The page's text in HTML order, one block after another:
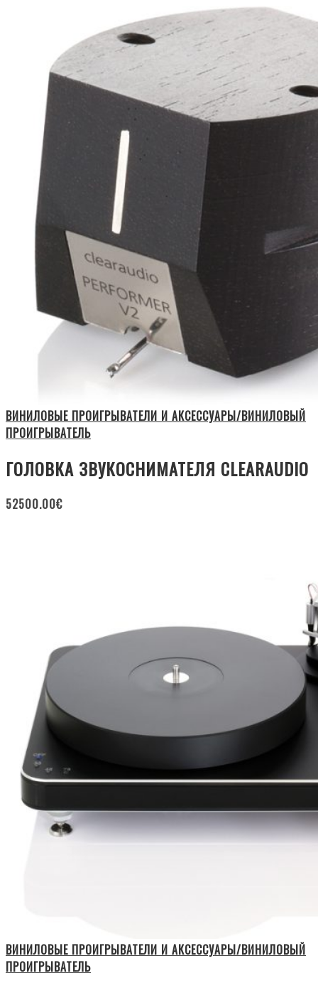
ВИНИЛОВЫЕ ПРОИГРЫВАТЕЛИ И АКСЕССУАРЫ/ВИНИЛОВЫЙ
ПРОИГРЫВАТЕЛЬ
ГОЛОВКА ЗВУКОСНИМАТЕЛЯ CLEARAUDIO
52500.00€
ВИНИЛОВЫЕ ПРОИГРЫВАТЕЛИ И АКСЕССУАРЫ/ВИНИЛОВЫЙ
ПРОИГРЫВАТЕЛЬ